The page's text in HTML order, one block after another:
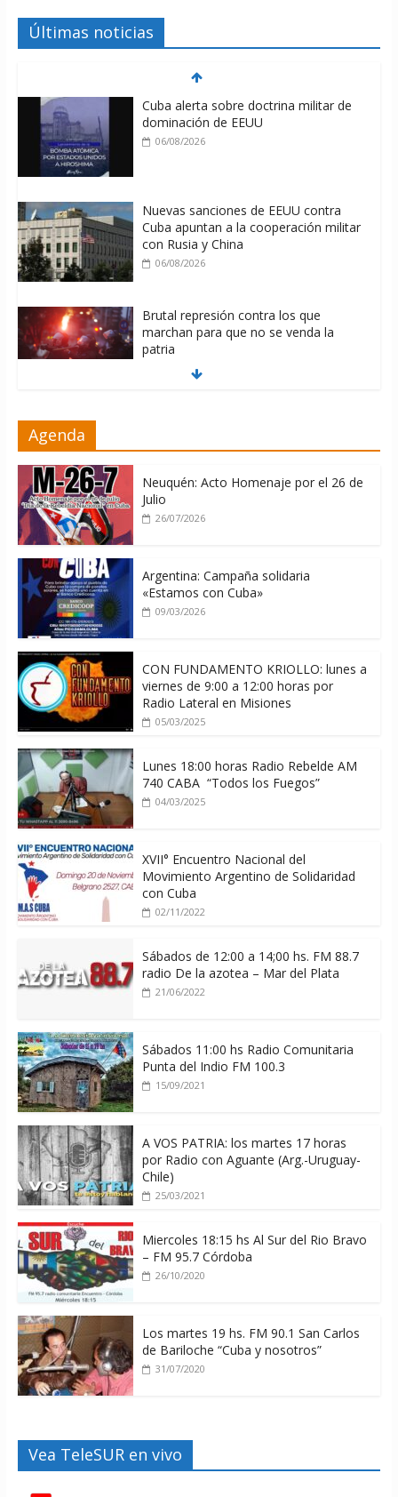
Últimas noticias
Cuba alerta sobre doctrina militar de
dominación de EEUU
06/08/2026
Nuevas sanciones de EEUU contra
Cuba apuntan a la cooperación militar
con Rusia y China
06/08/2026
Brutal represión contra los que
marchan para que no se venda la
patria
06/08/2026
06/08/2026
Agenda
Neuquén: Acto Homenaje por el 26 de
Julio
26/07/2026
Argentina: Campaña solidaria
«Estamos con Cuba»
09/03/2026
CON FUNDAMENTO KRIOLLO: lunes a
viernes de 9:00 a 12:00 horas por
Radio Lateral en Misiones
05/03/2025
Lunes 18:00 horas Radio Rebelde AM
740 CABA “Todos los Fuegos”
04/03/2025
XVII° Encuentro Nacional del
Movimiento Argentino de Solidaridad
con Cuba
02/11/2022
Sábados de 12:00 a 14;00 hs. FM 88.7
radio De la azotea – Mar del Plata
21/06/2022
Sábados 11:00 hs Radio Comunitaria
Punta del Indio FM 100.3
15/09/2021
A VOS PATRIA: los martes 17 horas
por Radio con Aguante (Arg.-Uruguay-
Chile)
25/03/2021
Miercoles 18:15 hs Al Sur del Rio Bravo
– FM 95.7 Córdoba
26/10/2020
Los martes 19 hs. FM 90.1 San Carlos
de Bariloche “Cuba y nosotros”
31/07/2020
Vea TeleSUR en vivo